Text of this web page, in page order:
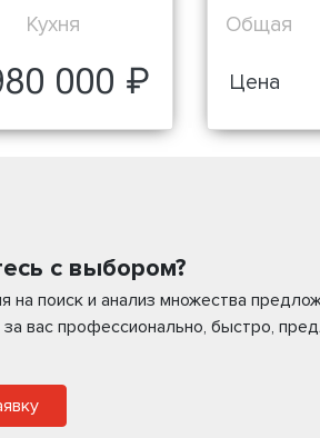
Кухня
000 ₽
Общая
Цена
с выбором?
на поиск и анализ множества
вас профессионально, быстро,